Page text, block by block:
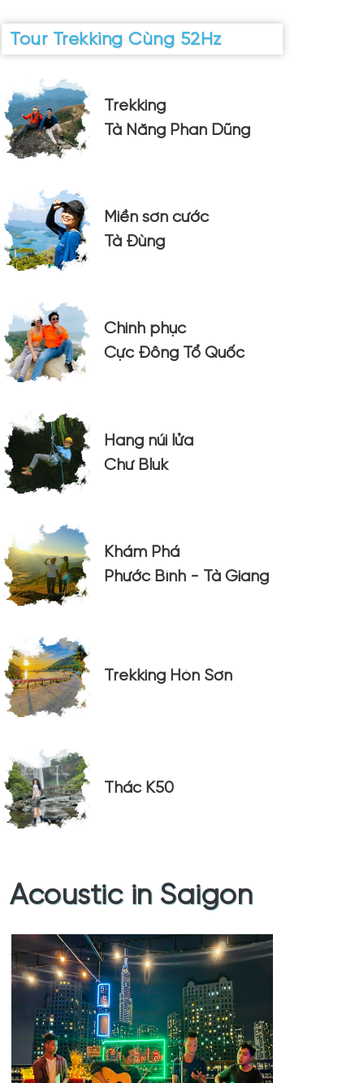
Tour Trekking Cùng 52Hz
Trekking
Tà Năng Phan Dũng
Miền sơn cước
Tà Đùng
Chinh phục
Cực Đông Tổ Quốc
Hang núi lửa
Chư Bluk
Khám Phá
Phước Bình - Tà Giang
Trekking Hòn Sơn
Thác K50
Acoustic in Saigon